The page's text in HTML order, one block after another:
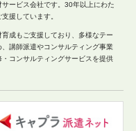
ービス会社です。30年以上にわた
援しています。
成もご支援しており、多様なテー
講師派遣やコンサルティング事業
コンサルティングサービスを提供